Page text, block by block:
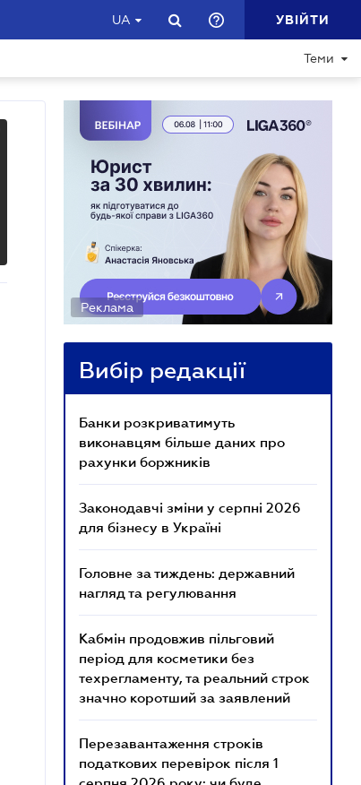
UA УВІЙТИ
Теми
Реклама
Вибір редакції
Банки розкриватимуть
виконавцям більше даних про
рахунки боржників
Законодавчі зміни у серпні 2026
для бізнесу в Україні
Головне за тиждень: державний
нагляд та регулювання
Кабмін продовжив пільговий
період для косметики без
техрегламенту, та реальний строк
значно коротший за заявлений
Перезавантаження строків
податкових перевірок після 1